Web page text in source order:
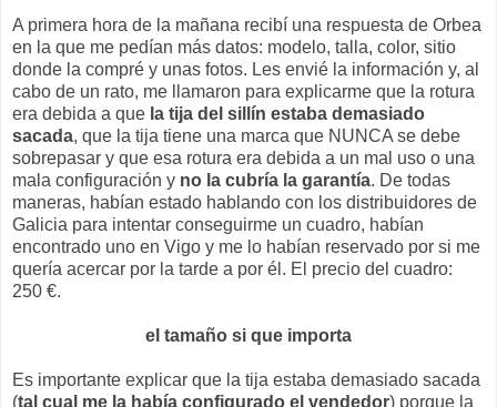
A primera hora de la mañana recibí una respuesta de Orbea
en la que me pedían más datos: modelo, talla, color, sitio
donde la compré y unas fotos. Les envié la información y, al
cabo de un rato, me llamaron para explicarme que la rotura
era debida a que la tija del sillín estaba demasiado
sacada, que la tija tiene una marca que NUNCA se debe
sobrepasar y que esa rotura era debida a un mal uso o una
mala configuración y no la cubría la garantía. De todas
maneras, habían estado hablando con los distribuidores de
Galicia para intentar conseguirme un cuadro, habían
encontrado uno en Vigo y me lo habían reservado por si me
quería acercar por la tarde a por él. El precio del cuadro:
250 €.
el tamaño si que importa
Es importante explicar que la tija estaba demasiado sacada
(tal cual me la había configurado el vendedor) porque la